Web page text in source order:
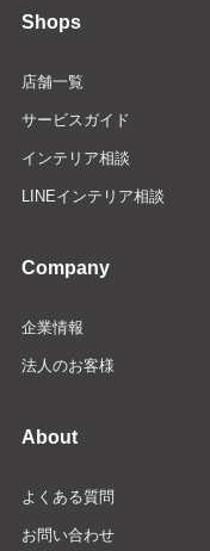
Shops
店舗一覧
サービスガイド
インテリア相談
LINEインテリア相談
Company
企業情報
法人のお客様
About
よくある質問
お問い合わせ